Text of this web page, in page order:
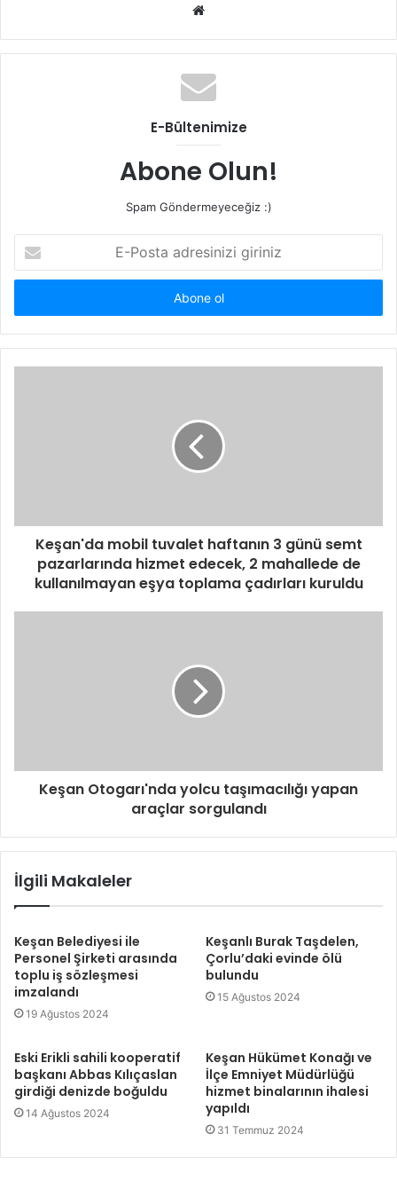
Web
E-Bültenimize
Abone Olun!
Spam Göndermeyeceğiz :)
Posta
adresinizi
Keşan'da mobil tuvalet haftanın 3 günü semt
pazarlarında hizmet edecek, 2 mahallede de
kullanılmayan eşya toplama çadırları kuruldu
Keşan Otogarı'nda yolcu taşımacılığı yapan
araçlar sorgulandı
İlgili Makaleler
Keşan Belediyesi ile
Personel Şirketi arasında
toplu iş sözleşmesi
imzalandı
19 Ağustos 2024
Keşanlı Burak Taşdelen,
Çorlu’daki evinde ölü
bulundu
15 Ağustos 2024
Eski Erikli sahili kooperatif
başkanı Abbas Kılıçaslan
girdiği denizde boğuldu
14 Ağustos 2024
Keşan Hükümet Konağı ve
İlçe Emniyet Müdürlüğü
hizmet binalarının ihalesi
yapıldı
31 Temmuz 2024